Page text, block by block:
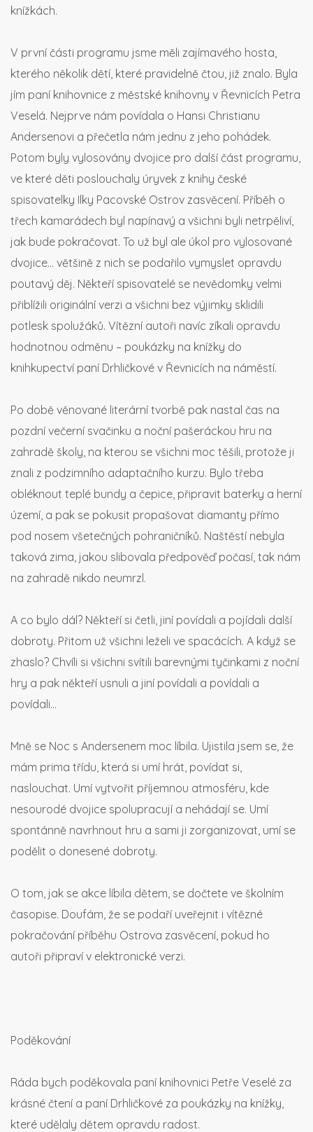
knížkách.
V první části programu jsme měli zajímavého hosta,
kterého několik dětí, které pravidelně čtou, již znalo. Byla
jím paní knihovnice z městské knihovny v Řevnicích Petra
Veselá. Nejprve nám povídala o Hansi Christianu
Andersenovi a přečetla nám jednu z jeho pohádek.
Potom byly vylosovány dvojice pro další část programu,
ve které děti poslouchaly úryvek z knihy české
spisovatelky Ilky Pacovské Ostrov zasvěcení. Příběh o
třech kamarádech byl napínavý a všichni byli netrpěliví,
jak bude pokračovat. To už byl ale úkol pro vylosované
dvojice… většině z nich se podařilo vymyslet opravdu
poutavý děj. Někteří spisovatelé se nevědomky velmi
přiblížili originální verzi a všichni bez výjimky sklidili
potlesk spolužáků. Vítězní autoři navíc zíkali opravdu
hodnotnou odměnu – poukázky na knížky do
knihkupectví paní Drhličkové v Řevnicích na náměstí.
Po době věnované literární tvorbě pak nastal čas na
pozdní večerní svačinku a noční pašeráckou hru na
zahradě školy, na kterou se všichni moc těšili, protože ji
znali z podzimního adaptačního kurzu. Bylo třeba
obléknout teplé bundy a čepice, připravit baterky a herní
území, a pak se pokusit propašovat diamanty přímo
pod nosem všetečných pohraničníků. Naštěstí nebyla
taková zima, jakou slibovala předpověď počasí, tak nám
na zahradě nikdo neumrzl.
A co bylo dál? Někteří si četli, jiní povídali a pojídali další
dobroty. Přitom už všichni leželi ve spacácích. A když se
zhaslo? Chvíli si všichni svítili barevnými tyčinkami z noční
hry a pak někteří usnuli a jiní povídali a povídali a
povídali…
Mně se Noc s Andersenem moc líbila. Ujistila jsem se, že
mám prima třídu, která si umí hrát, povídat si,
naslouchat. Umí vytvořit příjemnou atmosféru, kde
nesourodé dvojice spolupracují a nehádají se. Umí
spontánně navrhnout hru a sami ji zorganizovat, umí se
podělit o donesené dobroty.
O tom, jak se akce líbila dětem, se dočtete ve školním
časopise. Doufám, že se podaří uveřejnit i vítězné
pokračování příběhu Ostrova zasvěcení, pokud ho
autoři připraví v elektronické verzi.
Poděkování
Ráda bych poděkovala paní knihovnici Petře Veselé za
krásné čtení a paní Drhličkové za poukázky na knížky,
které udělaly dětem opravdu radost.